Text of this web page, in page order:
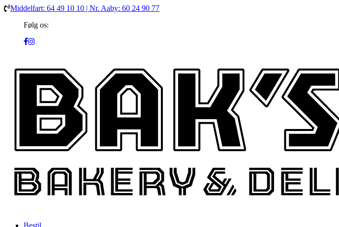
Middelfart: 64 49 10 10 | Nr. Aaby: 60 24 90 77
Følg os:
Bestil